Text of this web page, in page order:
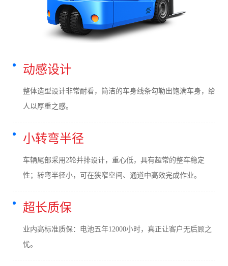
动感设计
整体造型设计非常耐看，简洁的车身线条勾勒出饱满车身，给
人以厚重之感。
小转弯半径
车辆尾部采用2轮并排设计，重心低，具有超常的整车稳定
性；转弯半径小，可在狭窄空间、通道中高效完成作业。
超长质保
业内高标准质保：电池五年12000小时，真正让客户无后顾之
忧。